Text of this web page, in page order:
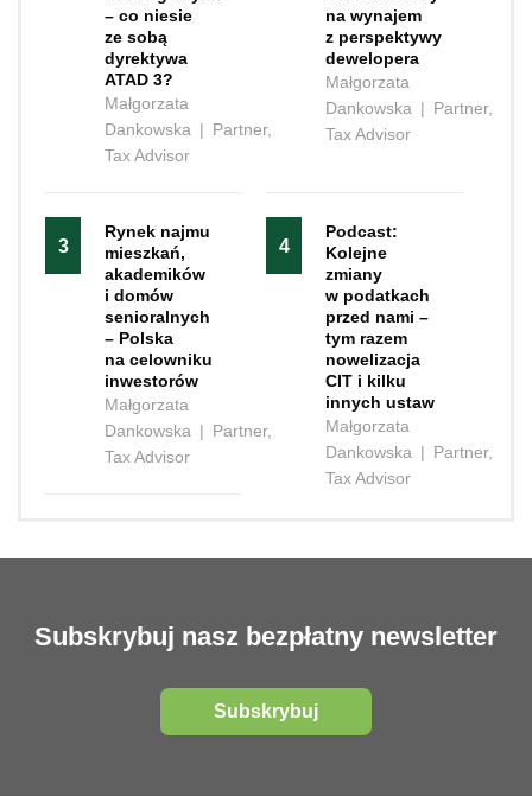
– co niesie
ze sobą
dyrektywa
ATAD 3?
Małgorzata
Dankowska | Partner,
Tax Advisor
na wynajem
z perspektywy
dewelopera
Małgorzata
Dankowska | Partner,
Tax Advisor
3
Rynek najmu
mieszkań,
akademików
i domów
senioralnych
– Polska
na celowniku
inwestorów
Małgorzata
Dankowska | Partner,
Tax Advisor
4
Podcast:
Kolejne
zmiany
w podatkach
przed nami –
tym razem
nowelizacja
CIT i kilku
innych ustaw
Małgorzata
Dankowska | Partner,
Tax Advisor
Subskrybuj nasz bezpłatny newsletter
Subskrybuj